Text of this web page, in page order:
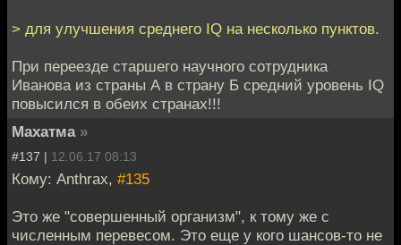
> для улучшения среднего IQ на несколько пунктов.
При переезде старшего научного сотрудника
Иванова из страны А в страну Б средний уровень IQ
повысился в обеих странах!!!
Махатма »
#137 | 12.06.17 08:13
Кому: Anthrax, #135
Это же "совершенный организм", к тому же с
численным перевесом. Это еще у кого шансов-то не